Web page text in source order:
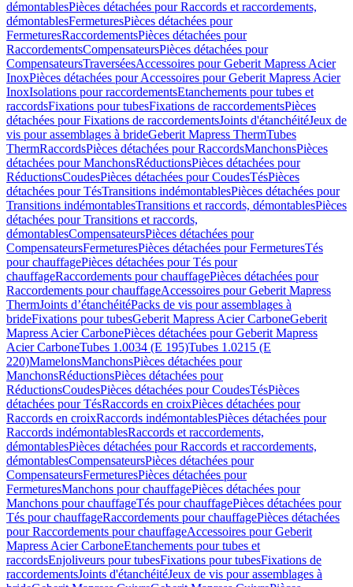
démontablesPièces détachées pour Raccords et raccordements,
démontablesFermeturesPièces détachées pour
FermeturesRaccordementsPièces détachées pour
RaccordementsCompensateursPièces détachées pour
CompensateursTraverséesAccessoires pour Geberit Mapress Acier
InoxPièces détachées pour Accessoires pour Geberit Mapress Acier
InoxIsolations pour raccordementsEtanchements pour tubes et
raccordsFixations pour tubesFixations de raccordementsPièces
détachées pour Fixations de raccordementsJoints d'étanchéitéJeux de
vis pour assemblages à brideGeberit Mapress ThermTubes
ThermRaccordsPièces détachées pour RaccordsManchonsPièces
détachées pour ManchonsRéductionsPièces détachées pour
RéductionsCoudesPièces détachées pour CoudesTésPièces
détachées pour TésTransitions indémontablesPièces détachées pour
Transitions indémontablesTransitions et raccords, démontablesPièces
détachées pour Transitions et raccords,
démontablesCompensateursPièces détachées pour
CompensateursFermeturesPièces détachées pour FermeturesTés
pour chauffagePièces détachées pour Tés pour
chauffageRaccordements pour chauffagePièces détachées pour
Raccordements pour chauffageAccessoires pour Geberit Mapress
ThermJoints d’étanchéitéPacks de vis pour assemblages à
brideFixations pour tubesGeberit Mapress Acier CarboneGeberit
Mapress Acier CarbonePièces détachées pour Geberit Mapress
Acier CarboneTubes 1.0034 (E 195)Tubes 1.0215 (E
220)MamelonsManchonsPièces détachées pour
ManchonsRéductionsPièces détachées pour
RéductionsCoudesPièces détachées pour CoudesTésPièces
détachées pour TésRaccords en croixPièces détachées pour
Raccords en croixRaccords indémontablesPièces détachées pour
Raccords indémontablesRaccords et raccordements,
démontablesPièces détachées pour Raccords et raccordements,
démontablesCompensateursPièces détachées pour
CompensateursFermeturesPièces détachées pour
FermeturesManchons pour chauffagePièces détachées pour
Manchons pour chauffageTés pour chauffagePièces détachées pour
Tés pour chauffageRaccordements pour chauffagePièces détachées
pour Raccordements pour chauffageAccessoires pour Geberit
Mapress Acier CarboneEtanchements pour tubes et
raccordsEnjoliveurs pour tubesFixations pour tubesFixations de
raccordementsJoints d'étanchéitéJeux de vis pour assemblages à